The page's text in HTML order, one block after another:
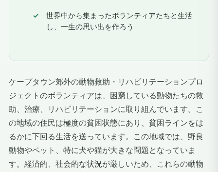
世界中から集まったボランティアたちと生活
し、一生の思い出を作ろう
ケープタウン郊外の動物救助・リハビリテーションプロ
ジェクトのボランティアは、困窮している動物たちの救
助、治療、リハビリテーションに取り組んでいます。こ
の地域の住民は極度の貧困状態にあり、貧困ラインをは
るかに下回る生活を送っています。この地域では、野良
動物やペット、特に犬や猫が大きな問題となっていま
す。経済的、社会的な状況が厳しいため、これらの動物